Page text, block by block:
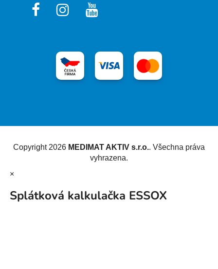
Copyright 2026 MEDIMAT AKTIV s.r.o.. Všechna práva
vyhrazena.
×
Splátková kalkulačka ESSOX